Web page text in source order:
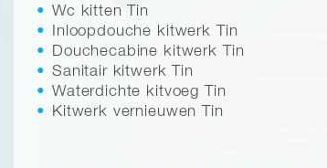
Wc kitten Tin
Inloopdouche kitwerk Tin
Douchecabine kitwerk Tin
Sanitair kitwerk Tin
Waterdichte kitvoeg Tin
Kitwerk vernieuwen Tin